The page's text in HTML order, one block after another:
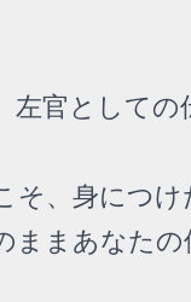
左官としての
そ、身につけ
ままあなた